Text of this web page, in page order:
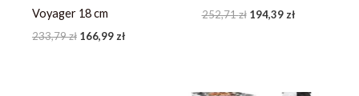
Voyager 18 cm
233,79zł 166,99zł
252,71zł 194,39zł